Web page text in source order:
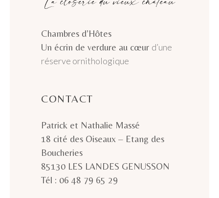
Chambres d’Hôtes
Un écrin de verdure au cœur d’une
réserve ornithologique
CONTACT
Patrick et Nathalie Massé
18 cité des Oiseaux – Etang des
Boucheries
85130 LES LANDES GENUSSON
Tél : 06 48 79 65 29